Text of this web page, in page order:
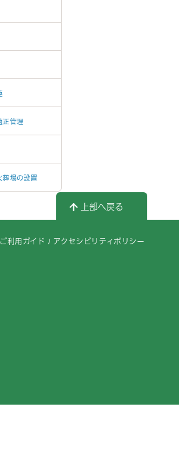
正管理
葬場の設置
上部へ戻る
ご利用ガイド アクセシビリティポリシー